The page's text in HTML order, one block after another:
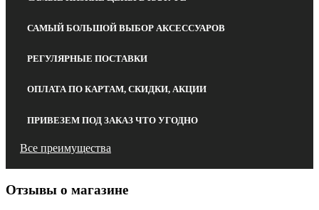
САМЫЙ БОЛЬШОЙ ВЫБОР АКСЕССУАРОВ
РЕГУЛЯРНЫЕ ПОСТАВКИ
ОПЛАТА ПО КАРТАМ, СКИДКИ, АКЦИИ
ПРИВЕЗЕМ ПОД ЗАКАЗ ЧТО УГОДНО
Все преимущества
Отзывы о магазине